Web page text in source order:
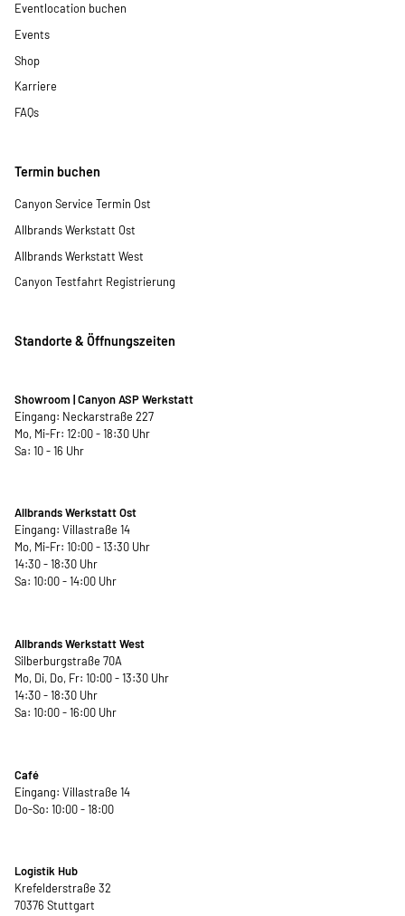
Eventlocation buchen
Events
Shop
Karriere
FAQs
Termin buchen
Canyon Service Termin Ost
Allbrands Werkstatt Ost
Allbrands Werkstatt West
Canyon Testfahrt Registrierung
Standorte & Öffnungszeiten
Showroom | Canyon ASP Werkstatt
Eingang: Neckarstraße 227
Mo, Mi-Fr: 12:00 - 18:30 Uhr
Sa: 10 - 16 Uhr
Allbrands Werkstatt Ost
Eingang: Villastraße 14
Mo, Mi-Fr: 10:00 - 13:30 Uhr
14:30 - 18:30 Uhr
Sa: 10:00 - 14:00 Uhr
Allbrands Werkstatt West
Silberburgstraße 70A
Mo, Di, Do, Fr: 10:00 - 13:30 Uhr
14:30 - 18:30 Uhr
Sa: 10:00 - 16:00 Uhr
Café
Eingang: Villastraße 14
Do-So: 10:00 - 18:00
Logistik Hub
Krefelderstraße 32
70376 Stuttgart